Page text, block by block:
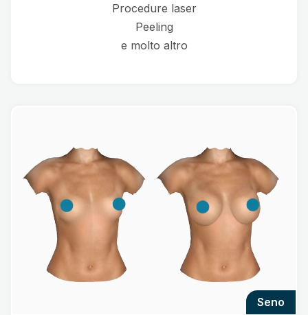
Procedure laser
Peeling
e molto altro
seno